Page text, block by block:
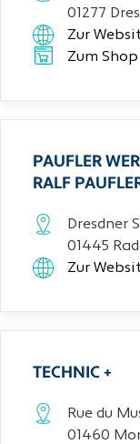
01277
Zur
Zum Shop
PAUFLER
RALF
Dresdner
01445
Zur
TECHNIC +
Rue du
01460